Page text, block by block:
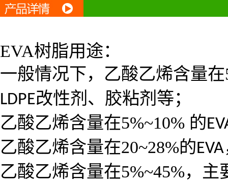
EVA树脂用途：
一般情况下，乙酸乙烯含量在
LDPE改性剂、胶粘剂等；
乙酸乙烯含量在5%~10% 的
乙酸乙烯含量在20~28%的EVA
乙酸乙烯含量在5%~45%，主